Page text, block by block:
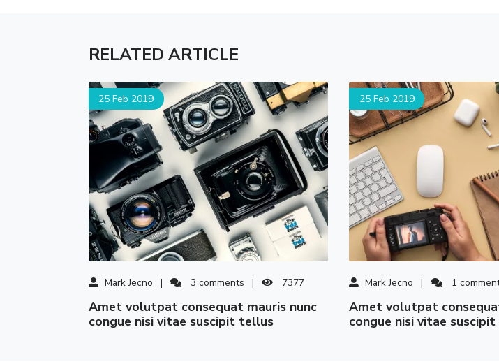
RELATED ARTICLE
Mark Jecno 3comments 7377
25 Feb 2019
amet volutpat consequat mauris nunc
congue nisi vitae suscipit tellus
Mark Jecno 1
25 Feb 2019
amet volutpat consequat mauris nunc
congue nisi vitae